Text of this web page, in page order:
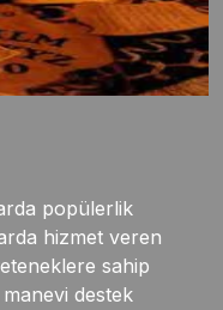
popülerlik
hizmet veren
sahip
destek